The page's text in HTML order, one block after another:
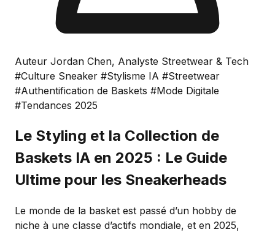
Auteur Jordan Chen, Analyste Streetwear & Tech
#Culture Sneaker #Stylisme IA #Streetwear
#Authentification de Baskets #Mode Digitale
#Tendances 2025
Le Styling et la Collection de
Baskets IA en 2025 : Le Guide
Ultime pour les Sneakerheads
Le monde de la basket est passé d’un hobby de
niche à une classe d’actifs mondiale, et en 2025,